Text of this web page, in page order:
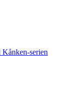
Kånken-serien